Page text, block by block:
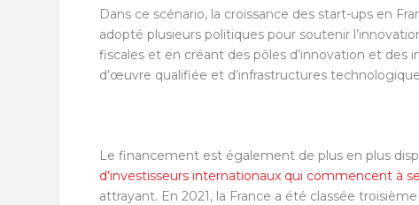
Dans ce scénario, la croissance des start-ups en
adopté plusieurs politiques pour soutenir
fiscales et en créant des pôles d’innovation et des
d’œuvre qualifiée et d’infrastructures
Le financement est également de plus en plus
d’investisseurs internationaux qui commencent à
attrayant. En 2021, la France a été classée